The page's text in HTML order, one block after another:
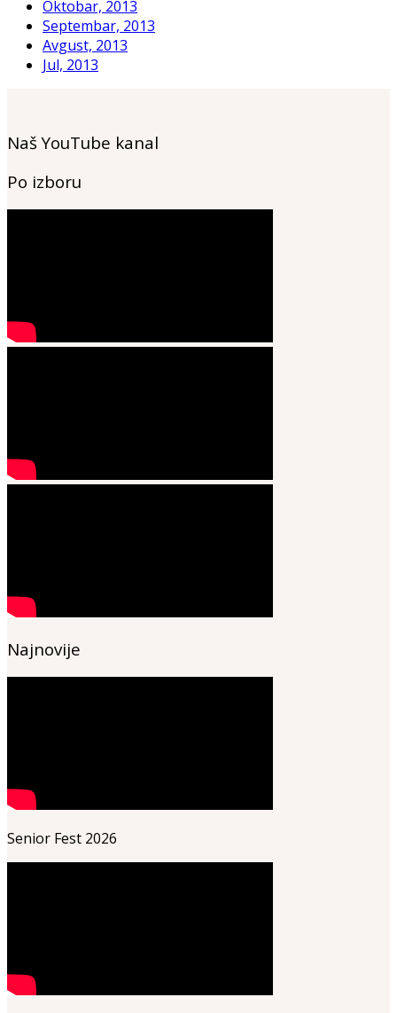
Oktobar, 2013
Septembar, 2013
Avgust, 2013
Jul, 2013
Naš YouTube kanal
Po izboru
Najnovije
Senior Fest 2026